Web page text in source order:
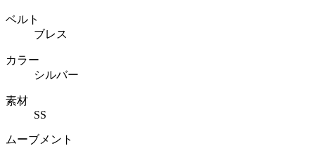
ベルト
ブレス
カラー
シルバー
素材
SS
ムーブメント